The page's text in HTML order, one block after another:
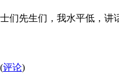
们先生们，我水平低，
(评论)